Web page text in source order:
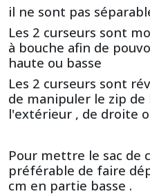
il ne sont pas
Les 2 curseurs sont
à bouche afin de
haute ou basse
Les 2 curseurs sont
de manipuler le zip
l'extérieur , de droite
Pour mettre le sac de
préférable de faire
cm en partie basse .